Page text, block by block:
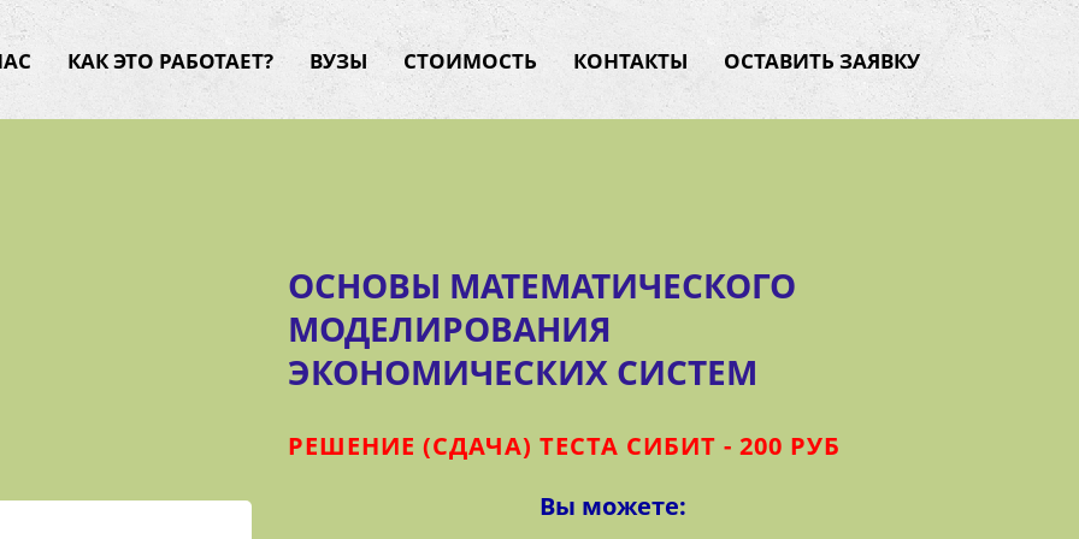
КАК ЭТО РАБОТАЕТ? ВУЗЫ СТОИМОСТЬ КОНТАКТЫ ОСТАВИТЬ ЗАЯВКУ
ОСНОВЫ МАТЕМАТИЧЕСКОГО
МОДЕЛИРОВАНИЯ
ЭКОНОМИЧЕСКИХ СИСТЕМ
РЕШЕНИЕ (СДАЧА) ТЕСТА СИБИТ - 200 РУБ
Вы можете: